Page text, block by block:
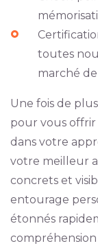
toutes
marché de
Une fois de
pour vous offrir
dans votre
votre meilleur
concrets et
entourage
étonnés